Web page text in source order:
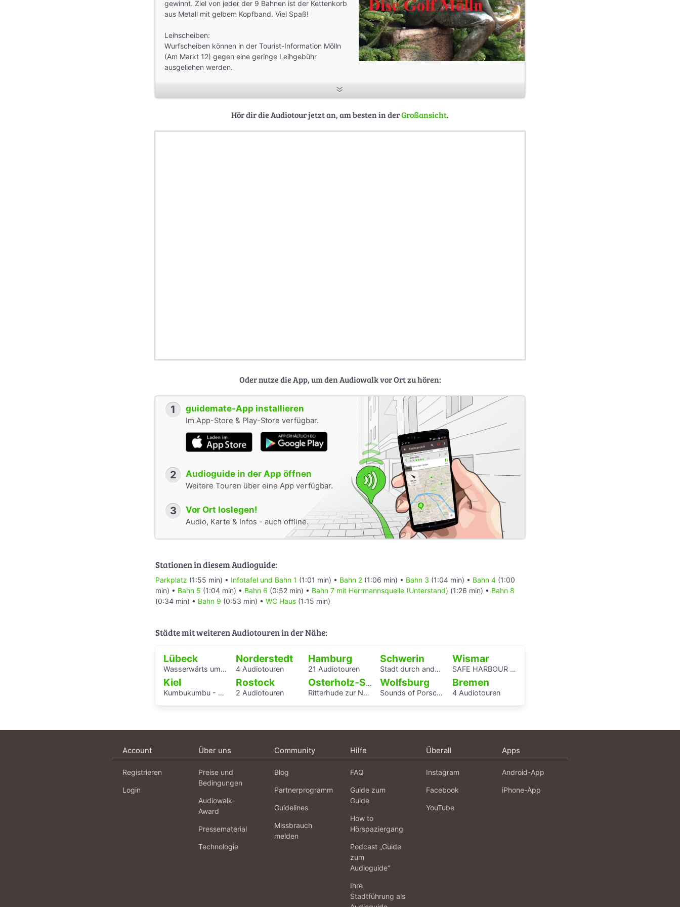
gewinnt. Ziel von jeder der 9 Bahnen ist der Kettenkorb
aus Metall mit gelbem Kopfband. Viel Spaß!
Leihscheiben:
Wurfscheiben können in der Tourist-Information Mölln
(Am Markt 12) gegen eine geringe Leihgebühr
ausgeliehen werden.
Die Leihgebühr für eine Tasche mit 2 Scheiben, Kugelschreiber und Scorecard liegt bei 5,00 €
Tagesmiete - jede weitere Disc kann gegen 2,50 € ausgeliehen werden. Es wird eine Kaution in Höhe von
Weitere Hinweise und Spielregeln online unter:https://www.moelln-tourismus.de/poi/disc-golf
Hör dir die Audiotour jetzt an, am besten in derGroßansicht.
Oder nutze die App, um den Audiowalk vor Ort zu hören:
1 guidemate-App installieren
Im App-Store & Play-Store verfügbar.
2 Audioguide in der App öffnen
Weitere Touren über eine App verfügbar.
3 Vor Ort loslegen!
Audio, Karte & Infos - auch offline.
Stationen in diesem Audioguide:
Parkplatz (1:55 min) • Infotafel und Bahn 1 (1:01 min) • Bahn 2 (1:06 min) • Bahn 3 (1:04 min) • Bahn 4 (1:00
min) • Bahn 5 (1:04 min) • Bahn 6 (0:52 min) • Bahn 7 mit Herrmannsquelle (Unterstand) (1:26 min) • Bahn 8
(0:34 min) • Bahn 9 (0:53 min) • WC Haus (1:15 min)
Städte mit weiteren Audiotouren in der Nähe:
Lübeck
Wasserwärts um die Hansestadt Lübek herum
Norderstedt
4 Audiotouren
Hamburg
21 Audiotouren
Schwerin
Stadt durch andere Augen - Schwerin Dreesch
Wismar
SAFE HARBOUR - Ein Hörspaziergang über Migrationsgeschichte
Kiel
Kumbukumbu - Vergessenen Stimmen auf der Spur
Rostock
2 Audiotouren
Osterholz-Scharmbeck
Ritterhude zur NS-Zeit
Wolfsburg
Sounds of Porschestraße
Bremen
4 Audiotouren
Account
Registrieren
Login
Über uns
Preise und
Bedingungen
Audiowalk-
Award
Pressematerial
Technologie
Community
Blog
Partnerprogramm
Guidelines
Missbrauch
melden
Hilfe
FAQ
Guide zum
Guide
How to
Hörspaziergang
Podcast „Guide
zum
Audioguide“
Ihre
Stadtführung als
Überall
Instagram
Facebook
YouTube
Apps
Android-App
iPhone-App